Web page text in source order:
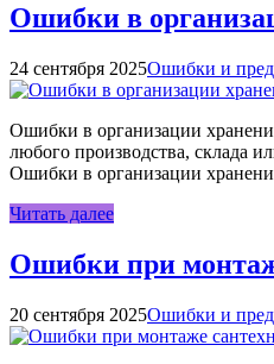
Ошибки в
24 сентября 2025Ошибки и
Ошибки в организации
любого производства, склада
Ошибки в организации
Читать далее
Ошибки при
20 сентября 2025Ошибки и